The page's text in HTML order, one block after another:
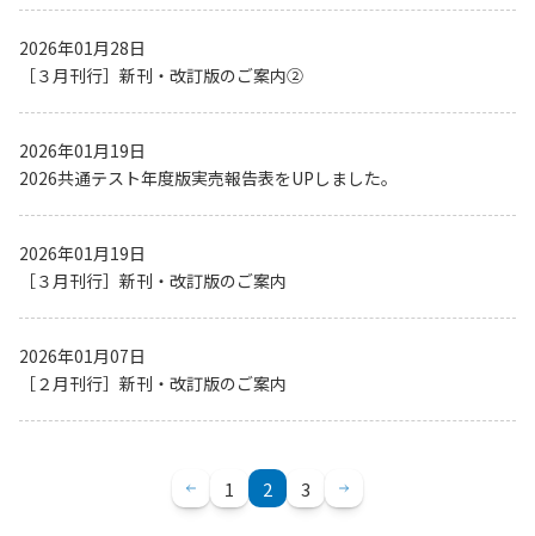
2026年01月28日
［３月刊行］新刊・改訂版のご案内➁
2026年01月19日
2026共通テスト年度版実売報告表をUPしました。
2026年01月19日
［３月刊行］新刊・改訂版のご案内
2026年01月07日
［２月刊行］新刊・改訂版のご案内
1 2 3